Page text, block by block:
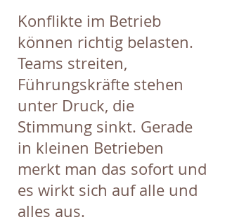
Konflikte im Betrieb
können richtig belasten.
Teams streiten,
Führungskräfte stehen
unter Druck, die
Stimmung sinkt. Gerade
in kleinen Betrieben
merkt man das sofort und
es wirkt sich auf alle und
alles aus.